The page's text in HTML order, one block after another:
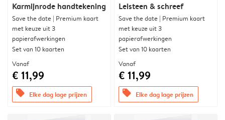
Karmijnrode handtekening
Save the date | Premium kaart
met keuze uit 3
papierafwerkingen
Set van 10 kaarten
Vanaf
€ 11,99
offers Elke dag lage prijzen
Leisteen & schreef
Save the date | Premium kaart
met keuze uit 3
papierafwerkingen
Set van 10 kaarten
Vanaf
€ 11,99
offers Elke dag lage prijzen